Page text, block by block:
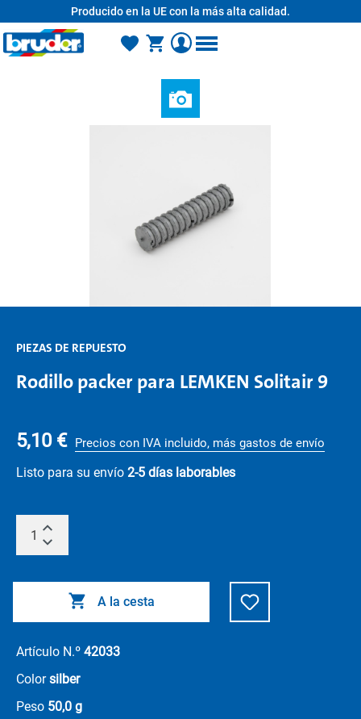
Producido en la UE con la más alta calidad.
PIEZAS DE REPUESTO
Rodillo packer para LEMKEN Solitair 9
5,10 € Precios con IVA incluido, más gastos de envío
Listo para su envío 2-5 días laborables
A la cesta
Artículo N.º 42033
Colorsilber
Peso 50,0 g